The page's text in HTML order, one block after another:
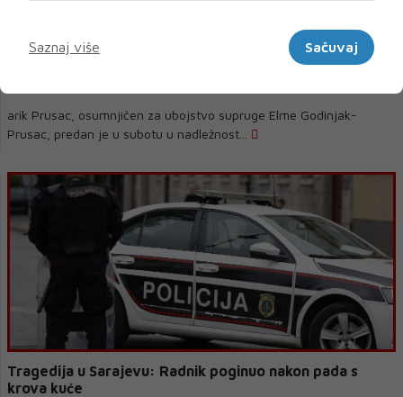
Osumnjičeni za ubojstvo supruge predan Tužiteljstvu u
arik Prusac, osumnjičen za ubojstvo supruge Elme Godinjak-
Prusac, predan je u subotu u nadležnost...
Tragedija u Sarajevu: Radnik poginuo nakon pada s
krova kuće
Saznaj više
Sačuvaj